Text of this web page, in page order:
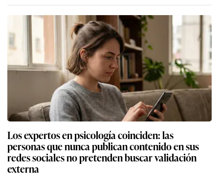
Los expertos en psicología coinciden: las
personas que nunca publican contenido en sus
redes sociales no pretenden buscar validación
externa